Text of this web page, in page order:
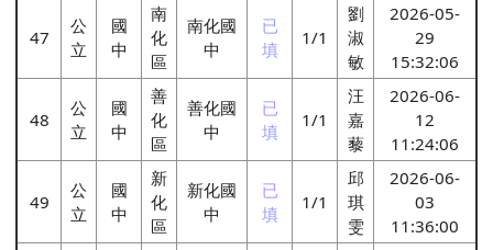
47
公
立
國
中
南
化
區
南化國
中
已
填
1/1
劉
淑
敏
2026-05-
29
15:32:06
48
公
立
國
中
善
化
區
善化國
中
已
填
1/1
汪
嘉
藜
2026-06-
12
11:24:06
49
公
立
國
中
新
化
區
新化國
中
已
填
1/1
邱
琪
雯
2026-06-
03
11:36:00